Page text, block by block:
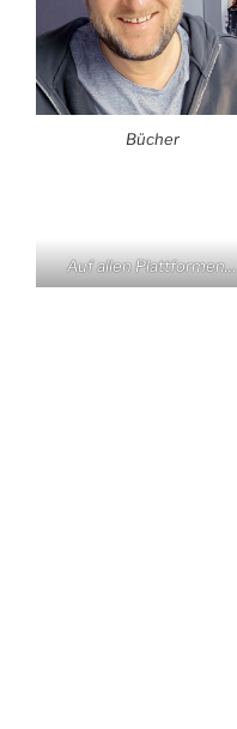
Bücher
Auf allen Plattformen…